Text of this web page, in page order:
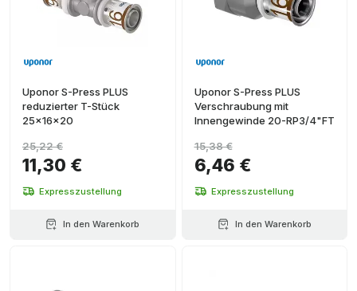
Uponor S-Press PLUS
reduzierter T-Stück
25x16x20
11,30 €
25,22 €
Expresszustellung
In den Warenkorb
Uponor S-Press PLUS
Verschraubung mit
Innengewinde 20-RP3/4"FT
6,46 €
15,38 €
Expresszustellung
In den Warenkorb